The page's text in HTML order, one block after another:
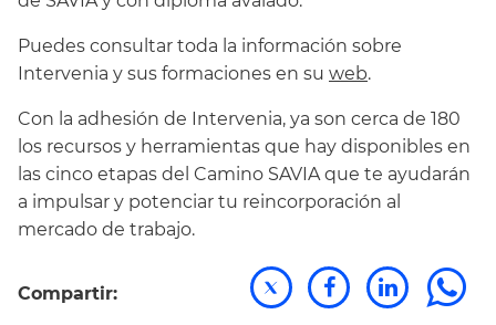
Puedes consultar toda la información sobre
Intervenia y sus formaciones en su web.
Con la adhesión de Intervenia, ya son cerca de 180
los recursos y herramientas que hay disponibles en
las cinco etapas del Camino SAVIA que te ayudarán
a impulsar y potenciar tu reincorporación al
mercado de trabajo.
Compartir: